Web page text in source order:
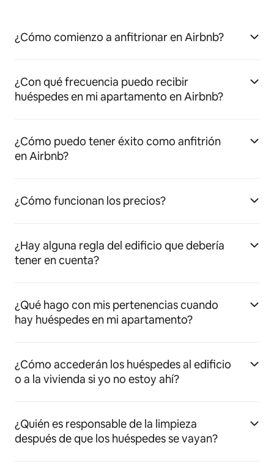
¿Cómo comienzo a anfitrionar en Airbnb?
¿Con qué frecuencia puedo recibir
huéspedes en mi apartamento en Airbnb?
¿Cómo puedo tener éxito como anfitrión
en Airbnb?
¿Cómo funcionan los precios?
¿Hay alguna regla del edificio que debería
tener en cuenta?
¿Qué hago con mis pertenencias cuando
hay huéspedes en mi apartamento?
¿Cómo accederán los huéspedes al edificio
o a la vivienda si yo no estoy ahí?
¿Quién es responsable de la limpieza
después de que los huéspedes se vayan?